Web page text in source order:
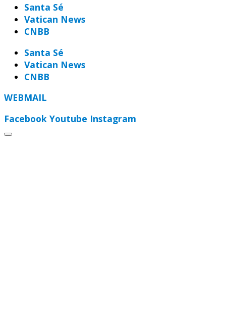
Santa Sé
Vatican News
CNBB
Santa Sé
Vatican News
CNBB
WEBMAIL
Facebook Youtube Instagram